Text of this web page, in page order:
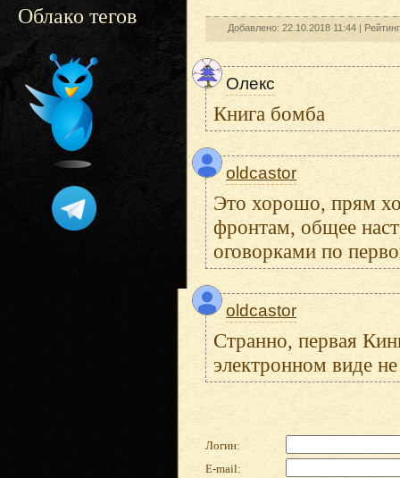
Облако тегов Добавлено: 22.10.2018 11:44 |
Олекс
Книга бомба
oldcastor
Это хорошо, прям
фронтам, общее
оговорками по
oldcastor
Странно, первая
электронном виде
Логин:
E-mail: